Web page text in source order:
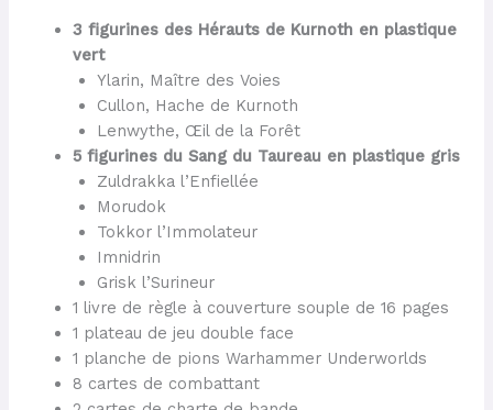
3 figurines des Hérauts de Kurnoth en plastique
vert
Ylarin, Maître des Voies
Cullon, Hache de Kurnoth
Lenwythe, Œil de la Forêt
5 figurines du Sang du Taureau en plastique gris
Zuldrakka l’Enfiellée
Morudok
Tokkor l’Immolateur
Imnidrin
Grisk l’Surineur
1 livre de règle à couverture souple de 16 pages
1 plateau de jeu double face
1 planche de pions Warhammer Underworlds
8 cartes de combattant